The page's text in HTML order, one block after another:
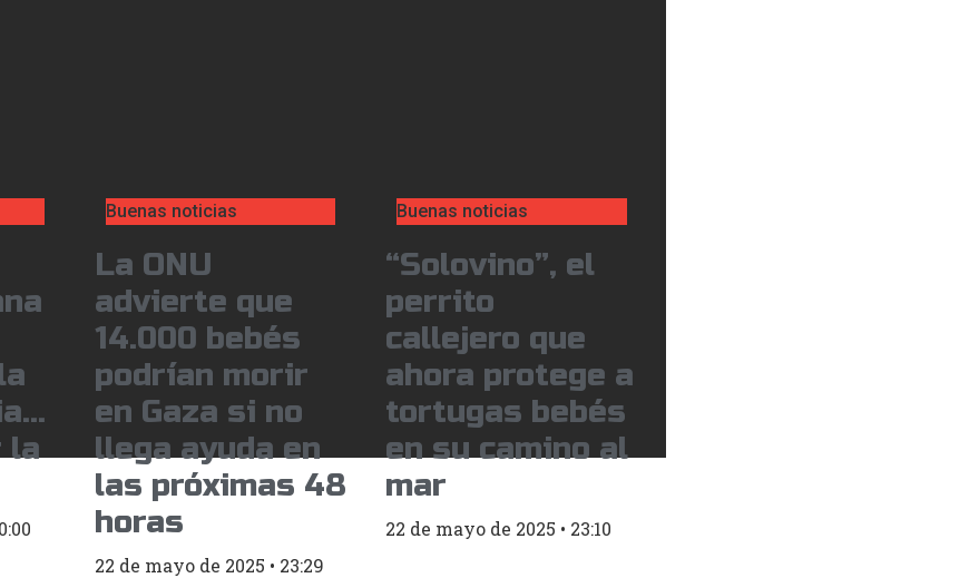
la
Buenas noticias
La ONU
advierte que
14.000 bebés
podrían morir
en Gaza si no
llega ayuda en
las próximas 48
horas
22 de mayo de 2025 23:29
Buenas noticias
“Solovino”, el
perrito
callejero que
ahora protege a
tortugas bebés
en su camino al
mar
22 de mayo de 2025 23:10